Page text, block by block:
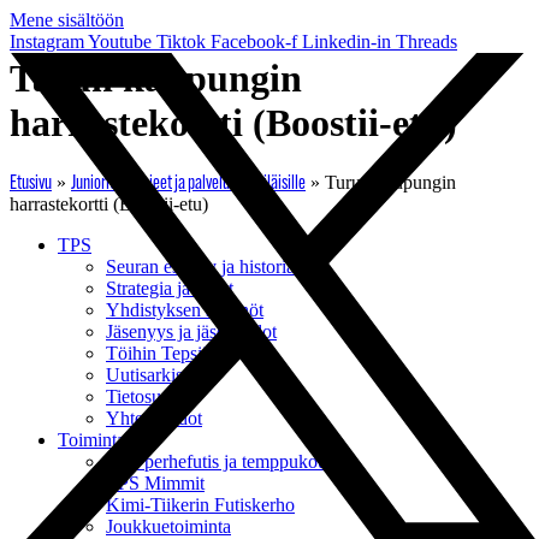
Mene sisältöön
InstagramYoutube Tiktok Facebook-f Linkedin-in Threads
Turun kaupungin
harrastekortti (Boostii-etu)
Etusivu » Juniorit Ohjeet ja palvelut Tepsiläisille » Turun kaupungin
harrastekortti (Boostii-etu)
TPS
Seuran esittely ja historia
Strategia ja arvot
Yhdistyksen säännöt
Jäsenyys ja jäsenehdot
Töihin Tepsiin
Uutisarkisto
Tietosuoja
Yhteystiedot
Toiminta
TPS perhefutis ja temppukoulu
TPS Mimmit
Kimi-Tiikerin Futiskerho
Joukkuetoiminta